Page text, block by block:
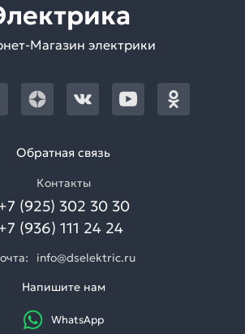
Магазин электрики
Обратная связь
Контакты
(925) 302 30 30
(936) 111 24 24
info@dselektric.ru
Напишите нам
WhatsApp